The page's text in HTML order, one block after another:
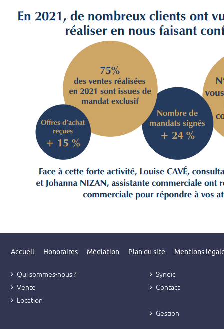
Accueil Honoraires Médiation Plan du site Mentions
Qui sommes-nous ?
Vente
Location
Gestion
Syndic
Contact